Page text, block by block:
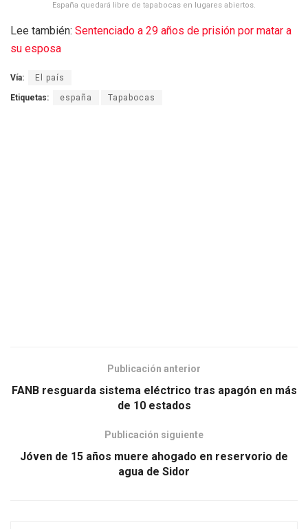
España quedará libre de tapabocas en lugares abiertos.
Lee también: Sentenciado a 29 años de prisión por matar a
su esposa
Vía: El país
Etiquetas: españa Tapabocas
Publicación anterior
FANB resguarda sistema eléctrico tras apagón en más
de 10 estados
Publicación siguiente
Jóven de 15 años muere ahogado en reservorio de
agua de Sidor